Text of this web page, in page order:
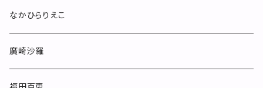
なかひらりえこ
廣崎沙羅